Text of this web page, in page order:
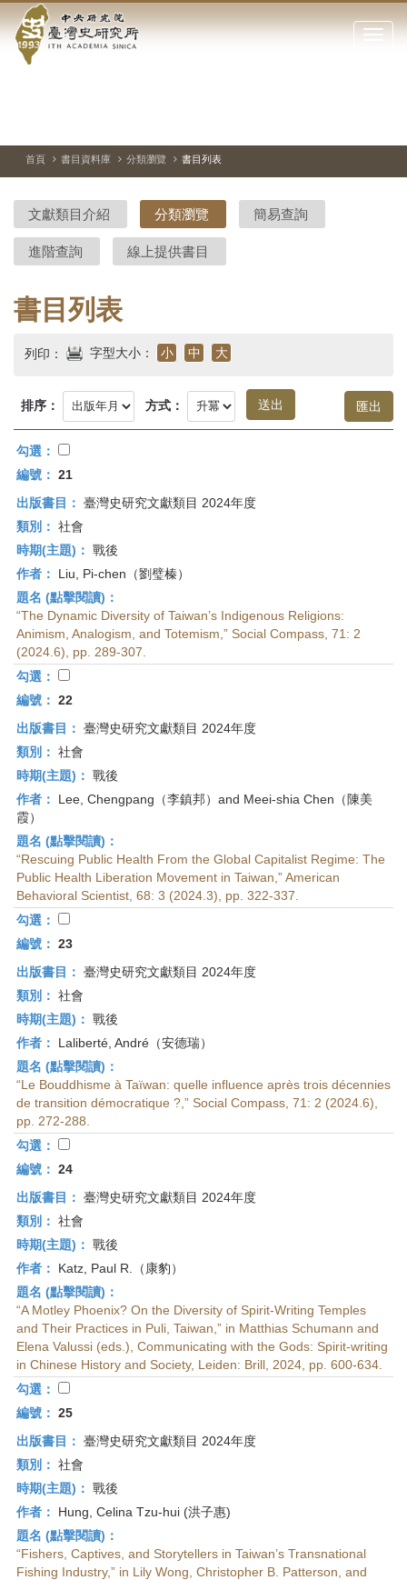
到中
央
院-
臺
灣
史
研
究
首
頁
點
閉
站
停、
圖
圖
結
首頁 書目資料庫 分類瀏覽 書目列表
文獻類目介紹 分類瀏覽 簡易查詢
進階查詢 線上提供書目
書目列表
列印： 字型大小： 小 中 大
排序： 方式：
勾選：
編號： 21
出版書目： 臺灣史研究文獻類目 2024年度
類別： 社會
時期(主題)： 戰後
作者：
Liu, Pi-chen（劉璧榛）
題名 (點擊閱讀)：
“The Dynamic Diversity of Taiwan’s Indigenous Religions:
Animism, Analogism, and Totemism,” Social Compass, 71: 2
(2024.6), pp. 289-307.
勾選：
編號： 22
出版書目： 臺灣史研究文獻類目 2024年度
類別： 社會
時期(主題)： 戰後
作者：
Lee, Chengpang（李鎮邦）and Meei-shia Chen（陳美
霞）
題名 (點擊閱讀)：
“Rescuing Public Health From the Global Capitalist Regime: The
Public Health Liberation Movement in Taiwan,” American
Behavioral Scientist, 68: 3 (2024.3), pp. 322-337.
勾選：
編號： 23
出版書目： 臺灣史研究文獻類目 2024年度
類別： 社會
時期(主題)： 戰後
作者：
Laliberté, André（安德瑞）
題名 (點擊閱讀)：
“Le Bouddhisme à Taïwan: quelle influence après trois décennies
de transition démocratique ?,” Social Compass, 71: 2 (2024.6),
pp. 272-288.
勾選：
編號： 24
出版書目： 臺灣史研究文獻類目 2024年度
類別： 社會
時期(主題)： 戰後
作者：
Katz, Paul R.（康豹）
題名 (點擊閱讀)：
“A Motley Phoenix? On the Diversity of Spirit-Writing Temples
and Their Practices in Puli, Taiwan,” in Matthias Schumann and
Elena Valussi (eds.), Communicating with the Gods: Spirit-writing
in Chinese History and Society, Leiden: Brill, 2024, pp. 600-634.
勾選：
編號： 25
出版書目： 臺灣史研究文獻類目 2024年度
類別： 社會
時期(主題)： 戰後
作者：
Hung, Celina Tzu-hui (洪子惠)
題名 (點擊閱讀)：
“Fishers, Captives, and Storytellers in Taiwan’s Transnational
Fishing Industry,” in Lily Wong, Christopher B. Patterson, and